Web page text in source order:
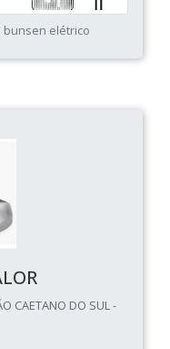
bunsen elétrico
CAETANO DO SUL -